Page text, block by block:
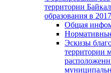
территории
образования в
Общая
Эскизы
территории